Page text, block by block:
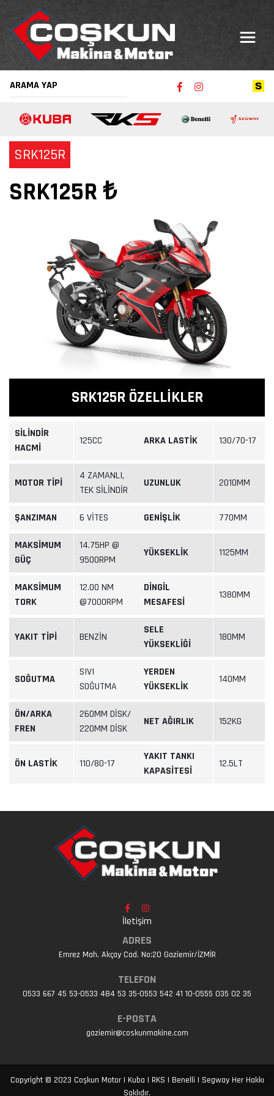
SRK125R
SRK125R ₺
SRK125R ÖZELLİKLER
SİLİNDİR
HACMİ
125CC ARKA LASTİK 130/70-17
MOTOR TİPİ
4 ZAMANLI,
TEK SİLİNDİR
UZUNLUK 2010MM
ŞANZIMAN 6 VİTES GENİŞLİK 770MM
MAKSİMUM
GÜÇ
14.75HP @
9500RPM
YÜKSEKLİK 1125MM
MAKSİMUM
TORK
12.00 NM
@7000RPM
DİNGİL
MESAFESİ
1380MM
YAKIT TİPİ BENZİN
SELE
YÜKSEKLİĞİ
180MM
SOĞUTMA
SIVI
SOĞUTMA
YERDEN
YÜKSEKLİK
140MM
ÖN/ARKA
FREN
260MM DİSK/
220MM DİSK
NET AĞIRLIK 152KG
ÖN LASTİK 110/80-17
YAKIT TANKI
KAPASİTESİ
12.5LT
İletişim
ADRES
Emrez Mah. Akçay Cad. No:20 Gaziemir/İZMİR
TELEFON
0533 667 45 53-0533 484 53 35-0553 542 41 10-0555 035 02 35
E-POSTA
gaziemir@coskunmakine.com
Copyright © 2023 Coşkun Motor | Kuba | RKS | Benelli | Segway Her Hakkı
Saklıdır.